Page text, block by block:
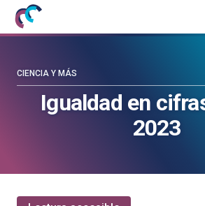
Mujeres
con
la
blog
la
Igualdad en
2023
CIENCIA Y MÁS